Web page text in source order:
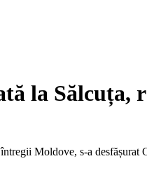
la Sălcuța,
Moldove, s-a desfășurat